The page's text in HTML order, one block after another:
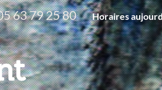
63 79 25 80 Horaires